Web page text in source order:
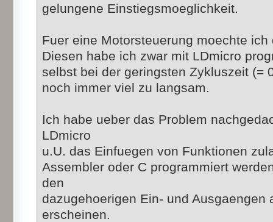
gelungene Einstiegsmoeglichkeit.
Fuer eine Motorsteuerung moechte
Diesen habe ich zwar mit LDmicro
selbst bei der geringsten Zykluszeit (=
noch immer viel zu langsam.
Ich habe ueber das Problem
LDmicro
u.U. das Einfuegen von Funktionen
Assembler oder C programmiert
den
dazugehoerigen Ein- und Ausgaengen
erscheinen.